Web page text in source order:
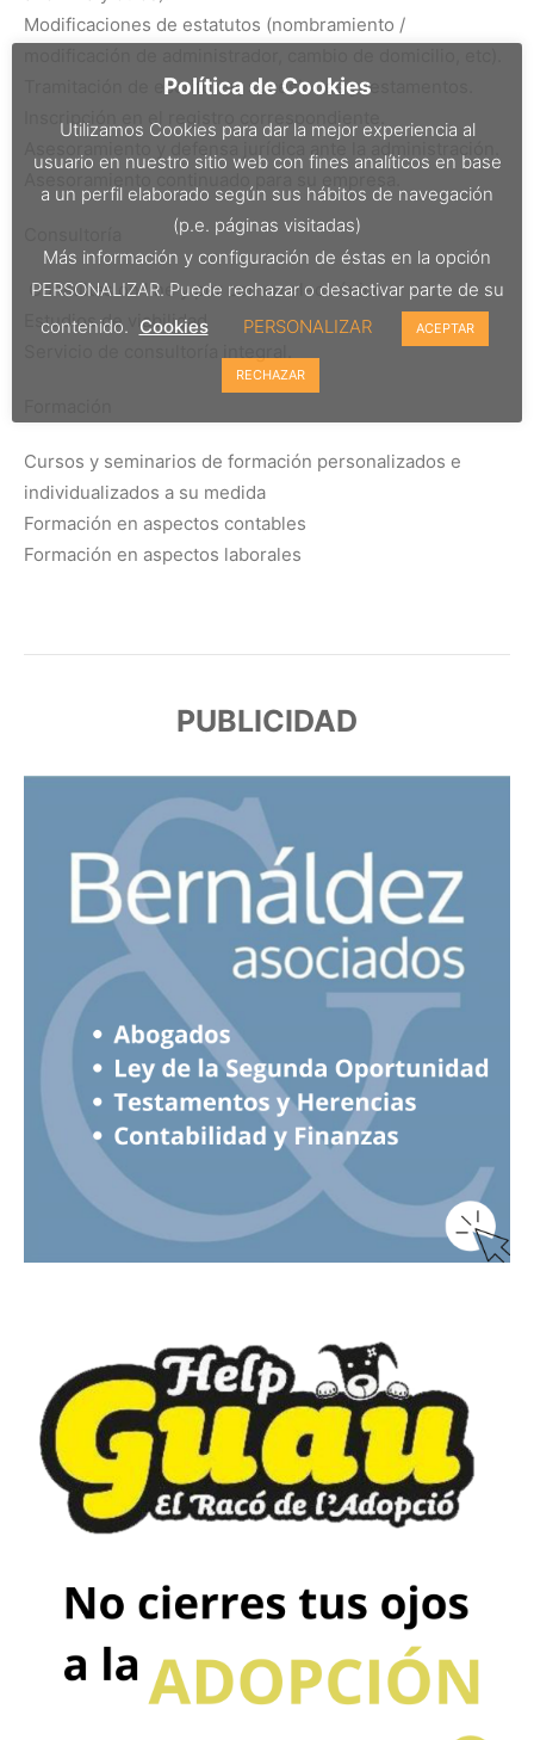
Modificaciones de estatutos (nombramiento /
Tramitación de escrituras, sucesiones y testamentos.
Inscripción en el registro correspondiente.
Asesoramiento y defensa jurídica ante la administración.
Consultas on line y por correo electrónico
Estudios de viabilidad
Cursos y seminarios de formación personalizados e
individualizados a su medida
Formación en aspectos contables
Formación en aspectos laborales
PUBLICIDAD
Política de Cookies
Utilizamos Cookies para dar la mejor experiencia al
usuario en nuestro sitio web con fines analíticos en base
a un perfil elaborado según sus hábitos de navegación
(p.e. páginas visitadas)
Más información y configuración de éstas en la opción
PERSONALIZAR. Puede rechazar o desactivar parte de su
contenido. Cookies PERSONALIZAR ACEPTAR
RECHAZAR